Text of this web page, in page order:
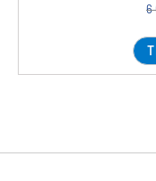
6